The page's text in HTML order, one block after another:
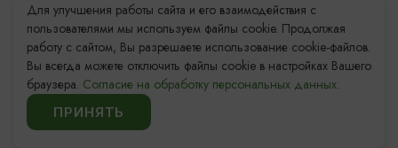
Контакты Туристского
информационного центра
+7 (4012) 555-200
8 (800) 200-55-39
Для улучшения работы сайта и его взаимодействия с
пользователями мы используем файлы cookie. Продолжая
работу с сайтом, Вы разрешаете использование cookie-файлов.
Вы всегда можете отключить файлы cookie в настройках Вашего
браузера. Согласие на обработку персональных данных.
ПРИНЯТЬ